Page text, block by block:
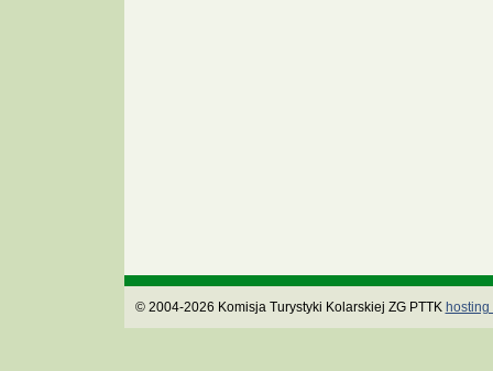
© 2004-2026 Komisja Turystyki Kolarskiej ZG PTTK hosting